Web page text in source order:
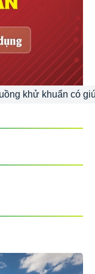
khử khuẩn có